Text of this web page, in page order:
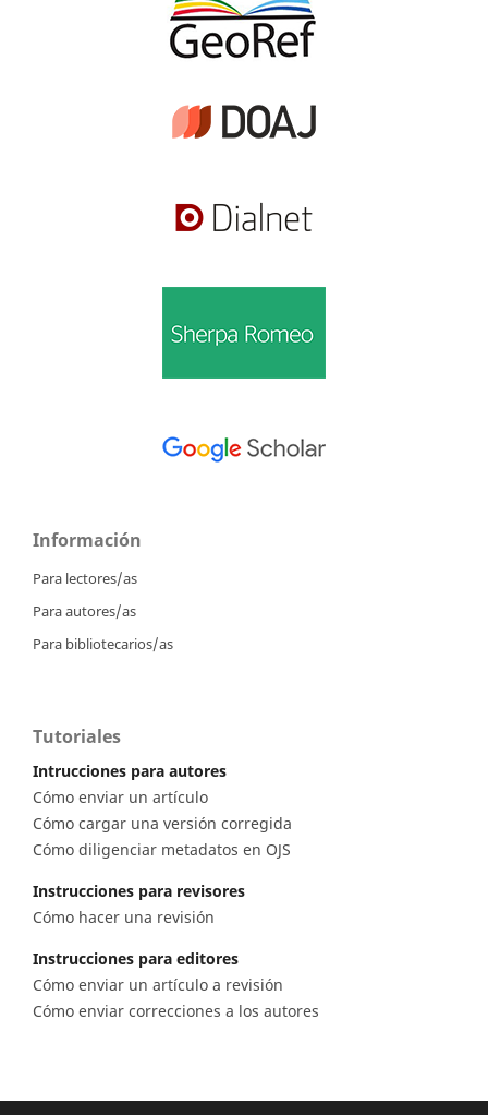
Información
Para lectores/as
Para autores/as
Para bibliotecarios/as
Tutoriales
Intrucciones para autores
Cómo enviar un artículo
Cómo cargar una versión corregida
Cómo diligenciar metadatos en OJS
Instrucciones para revisores
Cómo hacer una revisión
Instrucciones para editores
Cómo enviar un artículo a revisión
Cómo enviar correcciones a los autores